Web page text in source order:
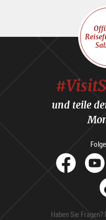
und teile
Haben Sie